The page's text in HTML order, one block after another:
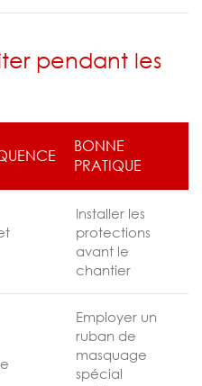
pendant les
BONNE
PRATIQUE
Installer les
protections
avant le
chantier
Employer un
ruban de
masquage
spécial